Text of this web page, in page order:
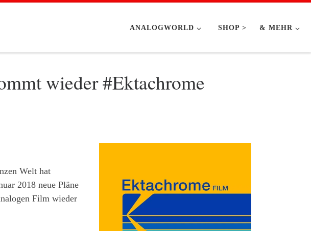
ANALOGWORLD SHOP > & MEHR
wieder #Ektachrome
Welt hat
2018 neue Pläne
Film wieder